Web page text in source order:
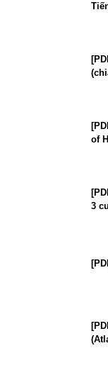
of
3